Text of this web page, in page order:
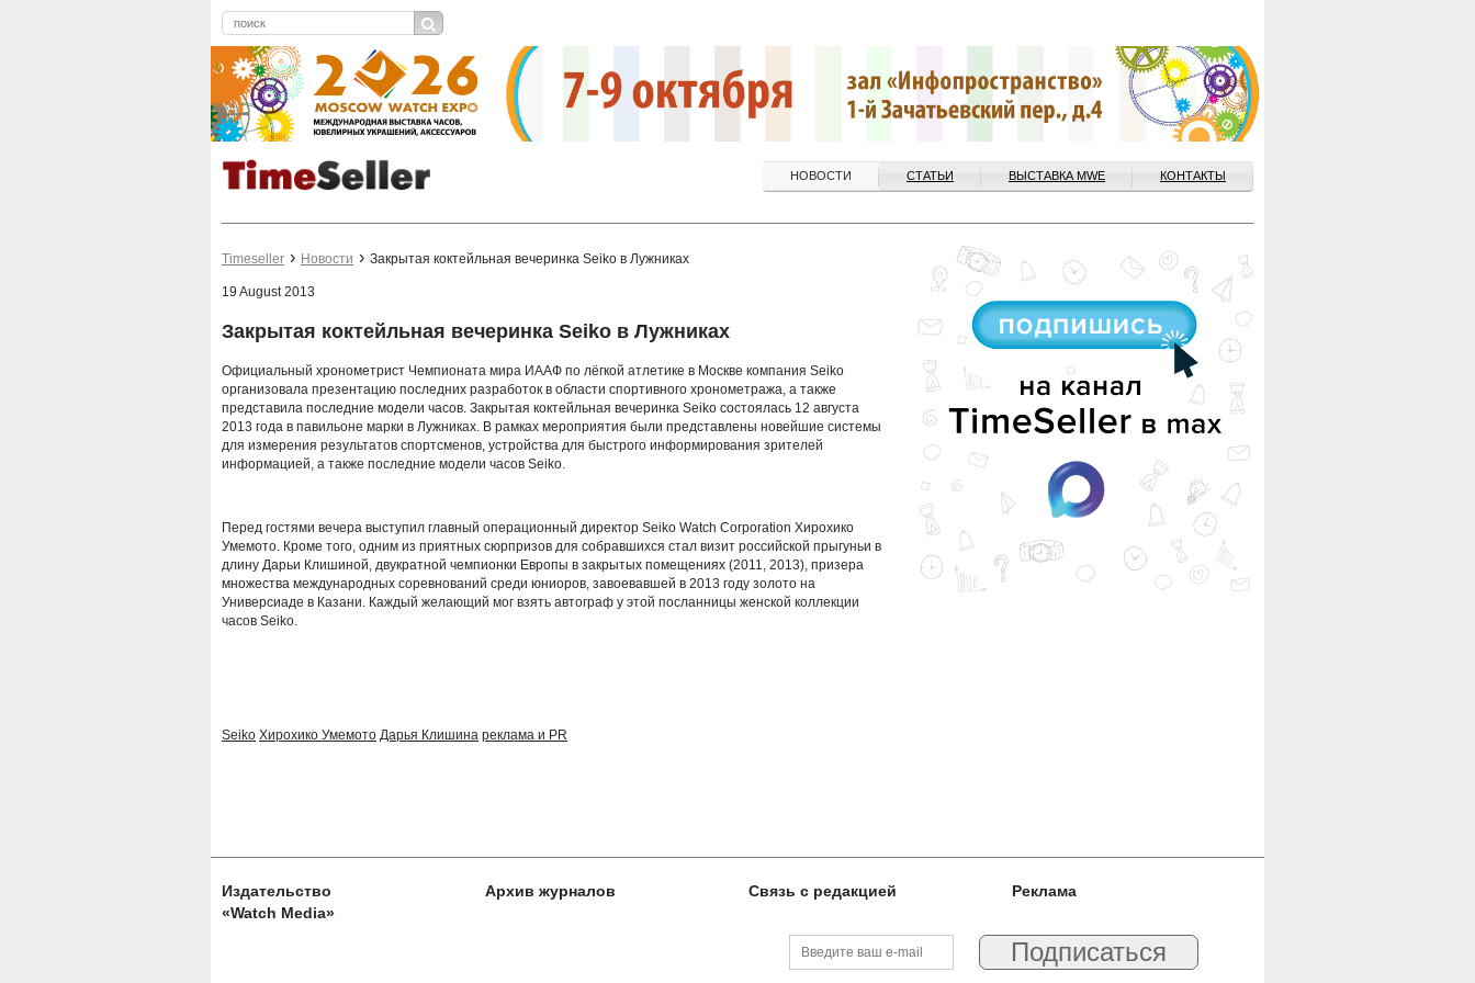
НОВОСТИ СТАТЬИ ВЫСТАВКА MWE КОНТАКТЫ
Timeseller Новости Закрытая коктейльная вечеринка Seiko в Лужниках
19 August 2013
Закрытая коктейльная вечеринка Seiko в Лужниках
Официальный хронометрист Чемпионата мира ИААФ по лёгкой атлетике в Москве компания Seiko
организовала презентацию последних разработок в области спортивного хронометража, а также
представила последние модели часов. Закрытая коктейльная вечеринка Seiko состоялась 12 августа
2013 года в павильоне марки в Лужниках. В рамках мероприятия были представлены новейшие системы
для измерения результатов спортсменов, устройства для быстрого информирования зрителей
информацией, а также последние модели часов Seiko.
Перед гостями вечера выступил главный операционный директор Seiko Watch Corporation Хирохико
Умемото. Кроме того, одним из приятных сюрпризов для собравшихся стал визит российской прыгуньи в
длину Дарьи Клишиной, двукратной чемпионки Европы в закрытых помещениях (2011, 2013), призера
множества международных соревнований среди юниоров, завоевавшей в 2013 году золото на
Универсиаде в Казани. Каждый желающий мог взять автограф у этой посланницы женской коллекции
часов Seiko.
Seiko Хирохико Умемото Дарья Клишина реклама и PR
Издательство
«Watch Media»
Архив журналов Связь с редакцией Реклама